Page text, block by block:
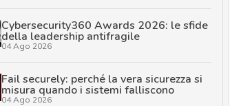
Cybersecurity360 Awards 2026: le sfide
della leadership antifragile
04 Ago 2026
Fail securely: perché la vera sicurezza si
misura quando i sistemi falliscono
04 Ago 2026